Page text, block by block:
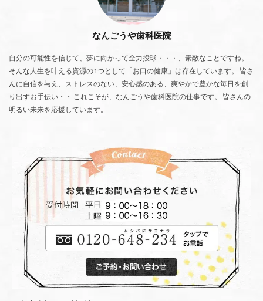
なんごうや歯科医院
自分の可能性を信じて、夢に向かって全力投球・・・、素敵なことですね。
そんな人生を叶える資源の1つとして「お口の健康」は存在しています。 皆さ
んに自信を与え、ストレスのない、安心感のある、爽やかで豊かな毎日を創
り出すお手伝い・・ これこそが、なんごうや歯科医院の仕事です。 皆さんの
明るい未来を応援しています。